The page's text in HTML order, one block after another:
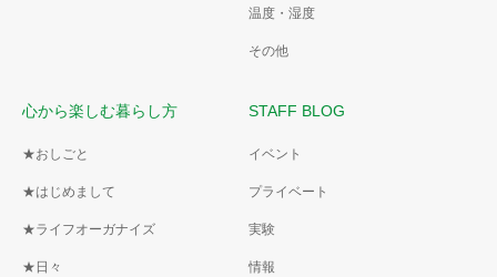
温度・湿度
その他
心から楽しむ暮らし方
★おしごと
★はじめまして
★ライフオーガナイズ
★日々
STAFF BLOG
イベント
プライベート
実験
情報